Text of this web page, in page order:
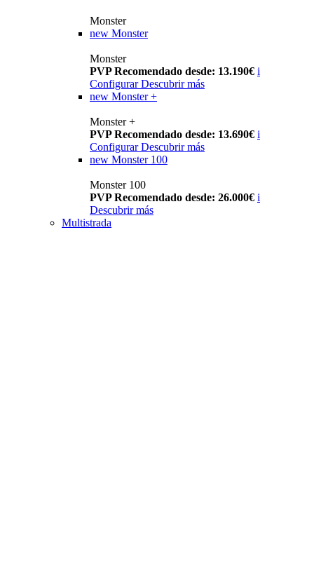
Monster
new Monster
Monster
PVP Recomendado desde: 13.190€ i
Configurar Descubrir más
new Monster +
Monster +
PVP Recomendado desde: 13.690€ i
Configurar Descubrir más
new Monster 100
Monster 100
PVP Recomendado desde: 26.000€ i
Descubrir más
Multistrada